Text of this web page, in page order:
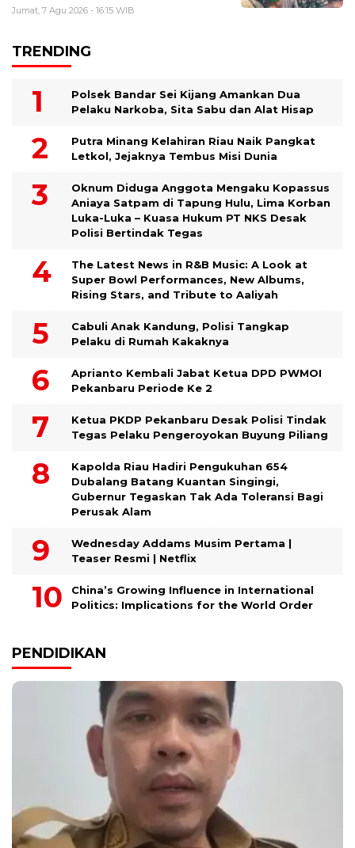
Jumat, 7 Agu 2026 - 16:15 WIB
TRENDING
Polsek Bandar Sei Kijang Amankan Dua
Pelaku Narkoba, Sita Sabu dan Alat Hisap
Putra Minang Kelahiran Riau Naik Pangkat
Letkol, Jejaknya Tembus Misi Dunia
Oknum Diduga Anggota Mengaku Kopassus
Aniaya Satpam di Tapung Hulu, Lima Korban
Luka-Luka – Kuasa Hukum PT NKS Desak
Polisi Bertindak Tegas
The Latest News in R&B Music: A Look at
Super Bowl Performances, New Albums,
Rising Stars, and Tribute to Aaliyah
Cabuli Anak Kandung, Polisi Tangkap
Pelaku di Rumah Kakaknya
Aprianto Kembali Jabat Ketua DPD PWMOI
Pekanbaru Periode Ke 2
Ketua PKDP Pekanbaru Desak Polisi Tindak
Tegas Pelaku Pengeroyokan Buyung Piliang
Kapolda Riau Hadiri Pengukuhan 654
Dubalang Batang Kuantan Singingi,
Gubernur Tegaskan Tak Ada Toleransi Bagi
Perusak Alam
Wednesday Addams Musim Pertama |
Teaser Resmi | Netflix
China’s Growing Influence in International
Politics: Implications for the World Order
PENDIDIKAN